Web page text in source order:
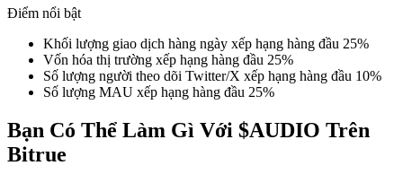
Phân tích dữ liệu lớn bao gồm thông tin giao dịch, v.v.
Điểm nổi bật
Khối lượng giao dịch hàng ngày xếp hạng hàng đầu 25%
Vốn hóa thị trường xếp hạng hàng đầu 25%
Số lượng người theo dõi Twitter/X xếp hạng hàng đầu 10%
Số lượng MAU xếp hạng hàng đầu 25%
Bạn Có Thể Làm Gì Với $AUDIO Trên
Bitrue